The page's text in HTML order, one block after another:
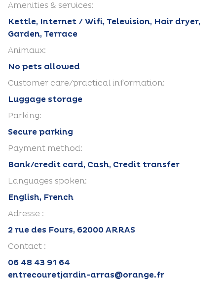
Amenities & services:
Kettle, Internet / Wifi, Television, Hair dryer,
Garden, Terrace
Animaux:
No pets allowed
Customer care/practical information:
Luggage storage
Parking:
Secure parking
Payment method:
Bank/credit card, Cash, Credit transfer
Languages spoken:
English, French
Adresse :
2 rue des Fours, 62000 ARRAS
Contact :
06 48 43 91 64
entrecouretjardin-arras@orange.fr